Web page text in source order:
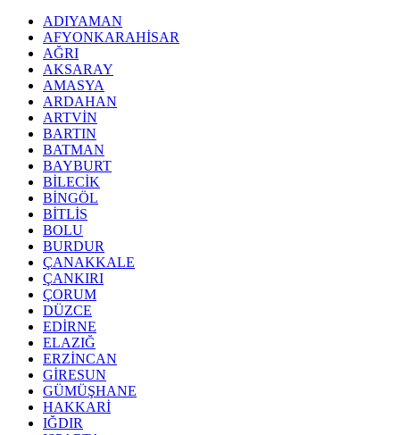
ADIYAMAN
AFYONKARAHİSAR
AĞRI
AKSARAY
AMASYA
ARDAHAN
ARTVİN
BARTIN
BATMAN
BAYBURT
BİLECİK
BİNGÖL
BİTLİS
BOLU
BURDUR
ÇANAKKALE
ÇANKIRI
ÇORUM
DÜZCE
EDİRNE
ELAZIĞ
ERZİNCAN
GİRESUN
GÜMÜŞHANE
HAKKARİ
IĞDIR